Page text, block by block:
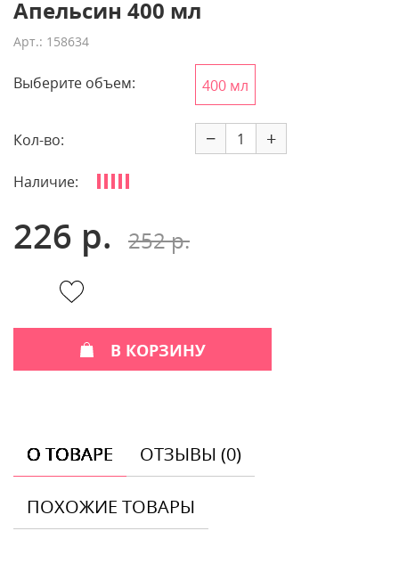
Апельсин 400 мл
Арт.: 158634
Выберите объем: 400 мл
Кол-во: − +
Наличие:
226 р. 252 р.
В КОРЗИНУ
О ТОВАРЕ ОТЗЫВЫ (0)
ПОХОЖИЕ ТОВАРЫ